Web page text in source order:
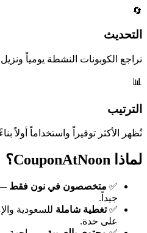
🔄
التحديث
نراجع الكوبونات النشطة يومياً ونزيل
📊
الترتيب
نُظهر الأكثر توفيراً واستخداماً أولاً
لماذا CouponAtNoon؟
✅ متخصصون في نون فقط —
جيداً.
✅تغطية شاملة للسعودية
على حدة.